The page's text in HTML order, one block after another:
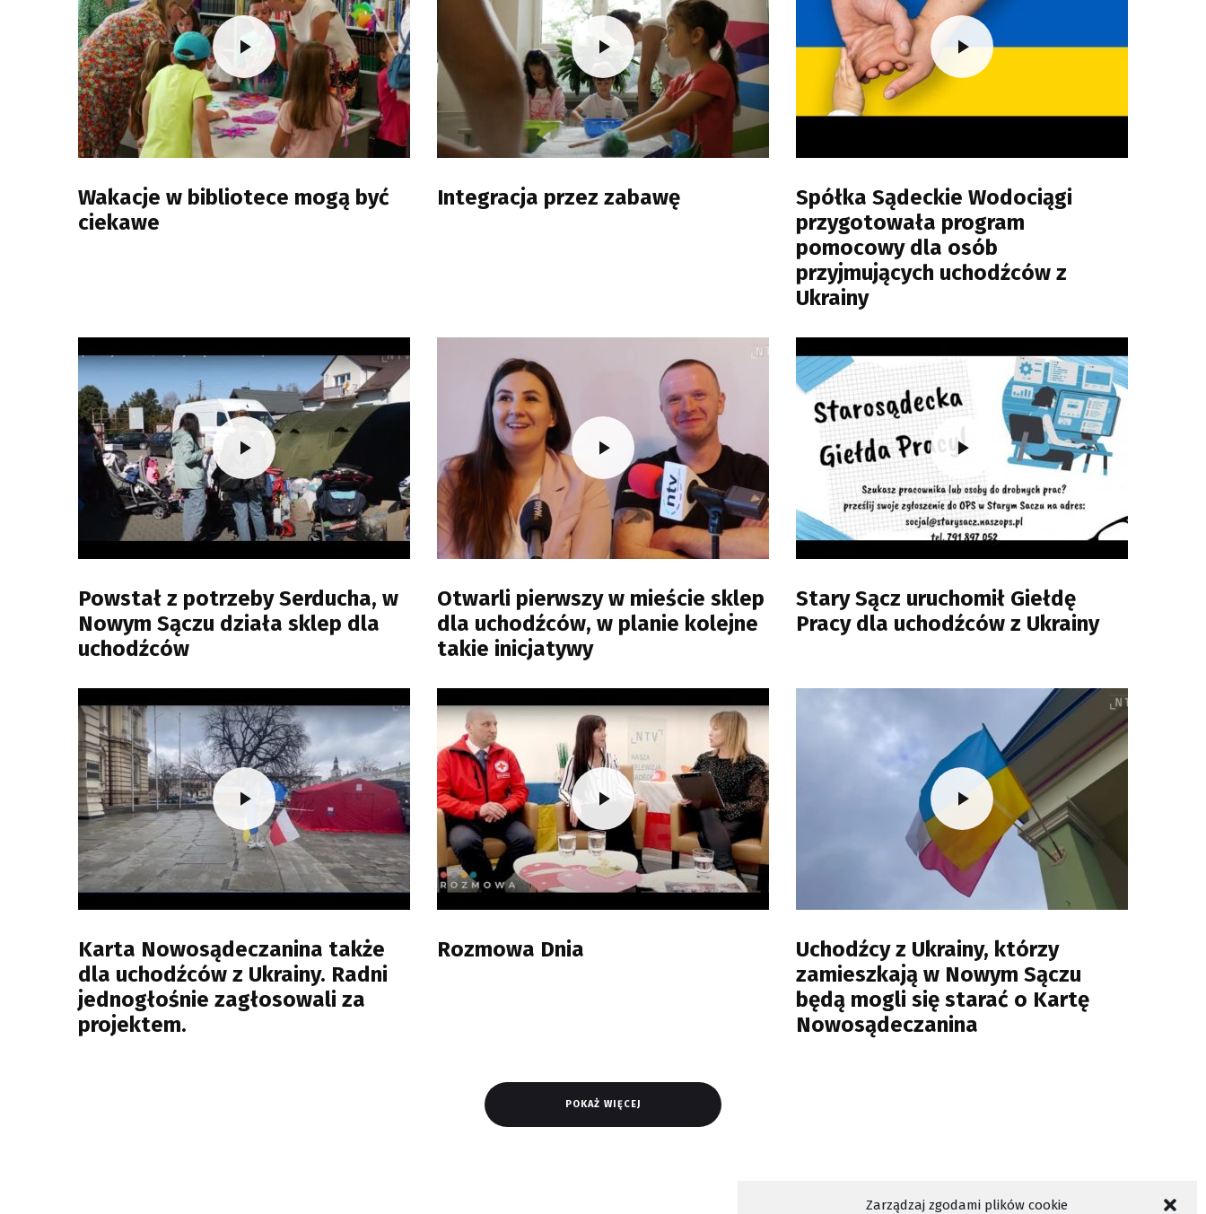
Zarządzaj zgodami plików cookie
Wakacje w bibliotece mogą być
ciekawe
Integracja przez zabawę
Spółka Sądeckie Wodociągi
przygotowała program
pomocowy dla osób
przyjmujących uchodźców z
Ukrainy
Powstał z potrzeby Serducha, w
Nowym Sączu działa sklep dla
uchodźców
Otwarli pierwszy w mieście sklep
dla uchodźców, w planie kolejne
takie inicjatywy
Stary Sącz uruchomił Giełdę
Pracy dla uchodźców z Ukrainy
Karta Nowosądeczanina także
dla uchodźców z Ukrainy. Radni
jednogłośnie zagłosowali za
projektem.
Rozmowa Dnia
Uchodźcy z Ukrainy, którzy
zamieszkają w Nowym Sączu
będą mogli się starać o Kartę
Nowosądeczanina
POKAŻ WIĘCEJ